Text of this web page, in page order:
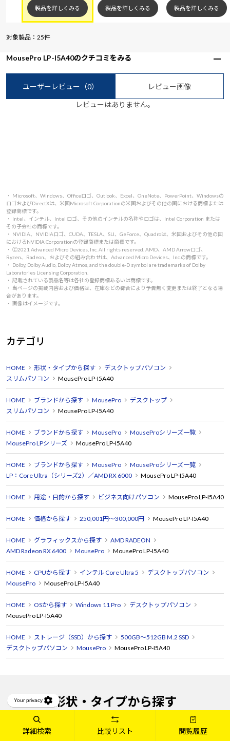
製品を詳しくみる 製品を詳しくみる 製品を詳しくみる
対象製品：25件
MousePro LP-I5A40のクチコミをみる
ユーザーレビュー （0） レビュー画像
レビューはありません。
・ Microsoft、Windows、Officeロゴ、Outlook、Excel、OneNote、PowerPoint、Windowsの
ロゴおよびDirectXは、米国Microsoft Corporationの米国およびその他の国における商標または
登録商標です。
・ Intel、インテル、Intel ロゴ、その他のインテルの名称やロゴは、Intel Corporation または
その子会社の商標です。
・ NVIDIA、NVIDIAロゴ、CUDA、TESLA、SLI、GeForce、Quadroは、米国およびその他の国
におけるNVIDIA Corporationの登録商標または商標です。
・ 🄫2021 Advanced Micro Devices, Inc. All rights reserved. AMD、AMD Arrowロゴ、
Ryzen、Radeon、およびその組み合わせは、Advanced Micro Devices、Inc.の商標です。
・ Dolby, Dolby Audio, Dolby Atmos, and the double-D symbol are trademarks of Dolby
Laboratories Licensing Corporation.
・ 記載されている製品名等は各社の登録商標あるいは商標です。
・ 当ページの掲載内容および価格は、在庫などの都合により予告無く変更または終了となる場
合があります。
・ 画像はイメージです。
カテゴリ
HOME 形状・タイプから探す
デスクトップパソコン
スリムパソコン
MousePro LP-I5A40
HOME ブランドから探す MousePro
デスクトップ
スリムパソコン
MousePro LP-I5A40
HOME ブランドから探す MousePro
MouseProシリーズ一覧
MousePro LPシリーズ
MousePro LP-I5A40
HOME ブランドから探す MousePro
MouseProシリーズ一覧
LP：Core Ultra（シリーズ2）／AMD RX 6000
MousePro LP-I5A40
HOME 用途・目的から探す ビジネス向けパソコン MousePro LP-I5A40
HOME 価格から探す 250,001円～300,000円 MousePro LP-I5A40
HOME グラフィックスから探す
AMD RADEON
AMD Radeon RX 6400
MousePro MousePro LP-I5A40
HOME CPUから探す インテル Core Ultra 5
デスクトップパソコン
MousePro
MousePro LP-I5A40
HOME OSから探す Windows 11 Pro
デスクトップパソコン
MousePro LP-I5A40
HOME ストレージ（SSD）から探す
500GB～512GB M.2 SSD
デスクトップパソコン
MousePro MousePro LP-I5A40
形状・タイプから探す
詳細検索 比較リスト 閲覧履歴